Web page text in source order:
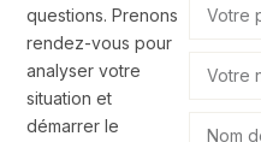
questions. Prenons
rendez-vous pour
analyser votre
situation et
démarrer le